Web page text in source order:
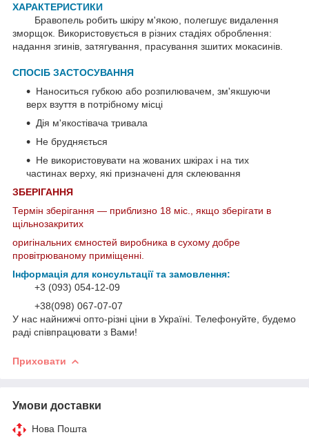
ХАРАКТЕРИСТИКИ
Бравопель робить шкіру м'якою, полегшує видалення
зморщок. Використовується в різних стадіях оброблення:
надання згинів, затягування, прасування зшитих мокасинів.
СПОСІБ ЗАСТОСУВАННЯ
Наноситься губкою або розпилювачем, зм'якшуючи
верх взуття в потрібному місці
Дія м'якостівача тривала
Не брудняється
Не використовувати на жованих шкірах і на тих
частинах верху, які призначені для склеювання
ЗБЕРІГАННЯ
Термін зберігання — приблизно 18 міс., якщо зберігати в
щільнозакритих
оригінальних ємностей виробника в сухому добре
провітрюваному приміщенні.
Інформація для консультації та замовлення:
+3 (093) 054-12-09
+38(098) 067-07-07
У нас найнижчі опто-різні ціни в Україні. Телефонуйте, будемо
раді співпрацювати з Вами!
Приховати
Умови доставки
Нова Пошта